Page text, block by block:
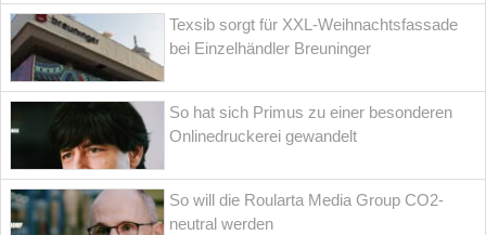
Texsib sorgt für XXL-Weihnachtsfassade
bei Einzelhändler Breuninger
So hat sich Primus zu einer besonderen
Onlinedruckerei gewandelt
So will die Roularta Media Group CO2-
neutral werden